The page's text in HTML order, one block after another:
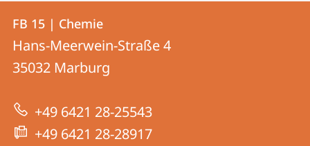
Kontakt
und
Informationen
zur
Website
Kontaktinformationen
FB
15
|
Chemie
FB 15 | Chemie
Hans-Meerwein-Straße 4
35032 Marburg
+49 6421 28-25543
+49 6421 28-28917